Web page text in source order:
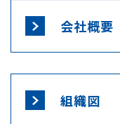
会社概要
組織図